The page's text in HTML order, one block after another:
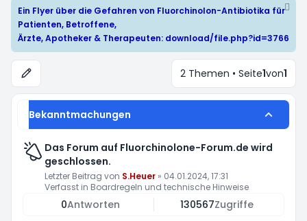
Ein Flyer über die Gefahren von Fluorchinolon-Antibiotika für
Patienten, Betroffene,
Ärzte, Apotheker & Therapeuten: download/file.php?id=3766
2 Themen • Seite1von1
Bekanntmachungen
Das Forum auf Fluorchinolone-Forum.de wird
geschlossen.
Letzter Beitrag von S.Heuer » 04.01.2024, 17:31
Verfasst in Boardregeln und technische Hinweise
0Antworten 130567Zugriffe